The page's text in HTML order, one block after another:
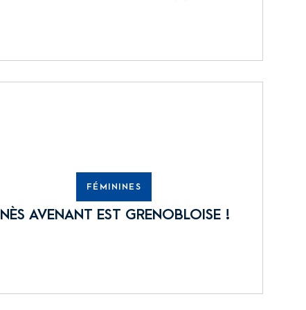
FÉMININES
INÈS AVENANT EST GRENOBLOISE !